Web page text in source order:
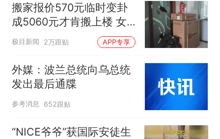
搬家报价570元临时变卦
成5060元才肯搬上楼 女
子傻眼
极目新闻 2万跟贴 APP专享
外媒：波兰总统向乌总统
发出最后通牒
参考消息 652跟贴
“NICE爷爷”获国际安徒生